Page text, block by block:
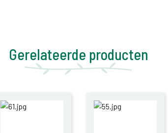
Gerelateerde producten